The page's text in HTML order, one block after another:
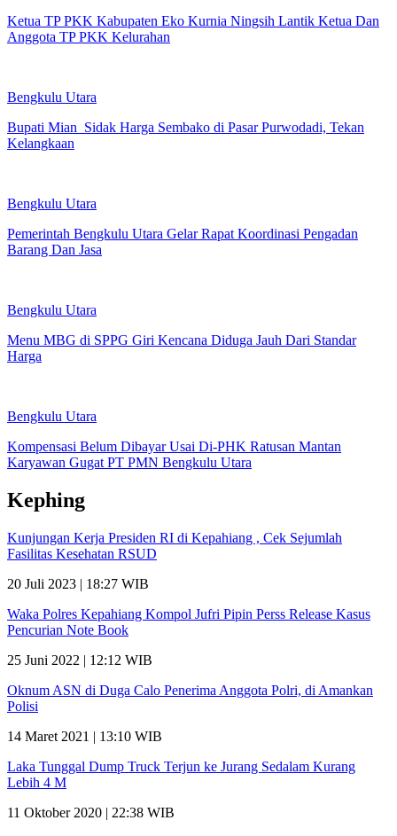
Ketua TP PKK Kabupaten Eko Kurnia Ningsih Lantik Ketua Dan
Anggota TP PKK Kelurahan
Bengkulu Utara
Bupati Mian Sidak Harga Sembako di Pasar Purwodadi, Tekan
Kelangkaan
Bengkulu Utara
Pemerintah Bengkulu Utara Gelar Rapat Koordinasi Pengadan
Barang Dan Jasa
Bengkulu Utara
Menu MBG di SPPG Giri Kencana Diduga Jauh Dari Standar
Harga
Bengkulu Utara
Kompensasi Belum Dibayar Usai Di-PHK Ratusan Mantan
Karyawan Gugat PT PMN Bengkulu Utara
Kephing
Kunjungan Kerja Presiden RI di Kepahiang , Cek Sejumlah
Fasilitas Kesehatan RSUD
20 Juli 2023 | 18:27 WIB
Waka Polres Kepahiang Kompol Jufri Pipin Perss Release Kasus
Pencurian Note Book
25 Juni 2022 | 12:12 WIB
Oknum ASN di Duga Calo Penerima Anggota Polri, di Amankan
Polisi
14 Maret 2021 | 13:10 WIB
Laka Tunggal Dump Truck Terjun ke Jurang Sedalam Kurang
Lebih 4 M
11 Oktober 2020 | 22:38 WIB